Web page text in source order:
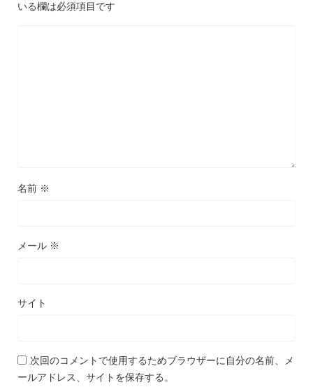
いる欄は必須項目です
名前 ※
メール ※
サイト
次回のコメントで使用するためブラウザーに自分の名前、メ
ールアドレス、サイトを保存する。